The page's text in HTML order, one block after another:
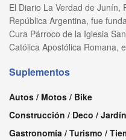
El Diario La Verdad de Junín,
República Argentina, fue
Cura Párroco de la Iglesia
Católica Apostólica Romana,
Suplementos
Autos / Motos / Bike
Construcción / Deco / Jardín
Gastronomía / Turismo /